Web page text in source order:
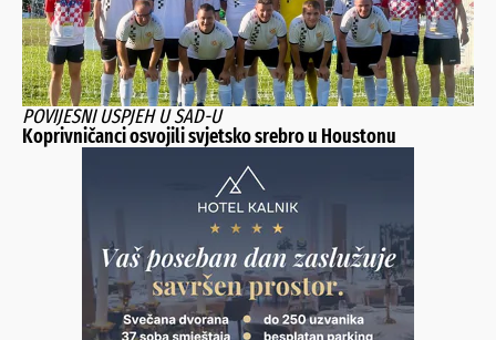
POVIJESNI USPJEH U SAD-U
Koprivničanci osvojili svjetsko srebro u Houstonu